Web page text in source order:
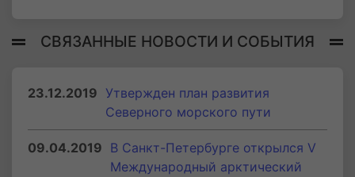
СВЯЗАННЫЕ НОВОСТИ И СОБЫТИЯ
23.12.2019 Утвержден план развития
Северного морского пути
09.04.2019 В Санкт-Петербурге открылся V
Международный арктический